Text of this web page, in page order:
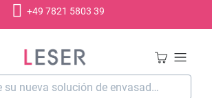
+49 7821 5803 39